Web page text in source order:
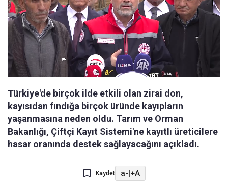
Türkiye'de birçok ilde etkili olan zirai don,
kayısıdan fındığa birçok üründe kayıpların
yaşanmasına neden oldu. Tarım ve Orman
Bakanlığı, Çiftçi Kayıt Sistemi'ne kayıtlı üreticilere
hasar oranında destek sağlayacağını açıkladı.
Kaydet a-|+A